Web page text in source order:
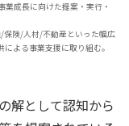
成長に向けた提案・実行・
保険/人材/不動産といった幅広
よる事業支援に取り組む。
解として認知から